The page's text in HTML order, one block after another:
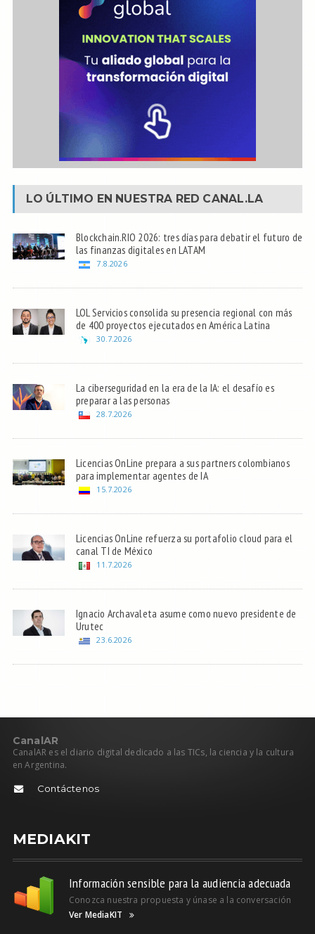
LO ÚLTIMO EN NUESTRA RED CANAL.LA
Blockchain.RIO 2026: tres días para debatir el futuro de
las finanzas digitales en LATAM
7.8.2026
LOL Servicios consolida su presencia regional con más
de 400 proyectos ejecutados en América Latina
30.7.2026
La ciberseguridad en la era de la IA: el desafío es
preparar a las personas
28.7.2026
Licencias OnLine prepara a sus partners colombianos
para implementar agentes de IA
15.7.2026
Licencias OnLine refuerza su portafolio cloud para el
canal TI de México
11.7.2026
Ignacio Archavaleta asume como nuevo presidente de
Urutec
23.6.2026
CanalAR
CanalAR es el diario digital dedicado a las TICs, la ciencia y la cultura
en Argentina.
Contáctenos
MEDIAKIT
Información sensible para la audiencia adecuada
Conozca nuestra propuesta y únase a la conversación
Ver MediaKIT